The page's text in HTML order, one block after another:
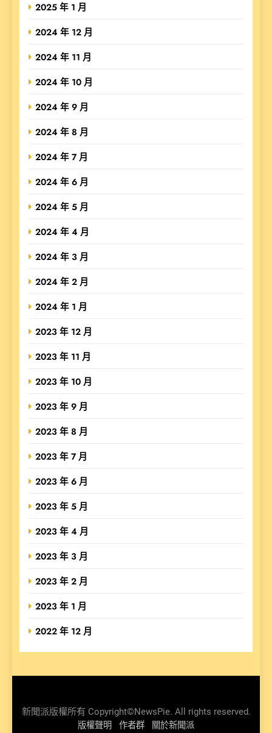
2025 年 1 月
2024 年 12 月
2024 年 11 月
2024 年 10 月
2024 年 9 月
2024 年 8 月
2024 年 7 月
2024 年 6 月
2024 年 5 月
2024 年 4 月
2024 年 3 月
2024 年 2 月
2024 年 1 月
2023 年 12 月
2023 年 11 月
2023 年 10 月
2023 年 9 月
2023 年 8 月
2023 年 7 月
2023 年 6 月
2023 年 5 月
2023 年 4 月
2023 年 3 月
2023 年 2 月
2023 年 1 月
2022 年 12 月
新聞派版權所有 Copyright©NewsPie. All rights reserved.
版權聲明 作者群 關於新聞派